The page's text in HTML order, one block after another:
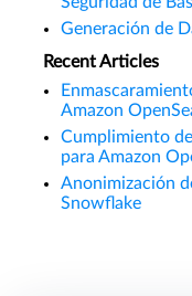
Generación de
Recent Articles
Amazon
Cumplimiento
para Amazon
Anonimización
Snowflake